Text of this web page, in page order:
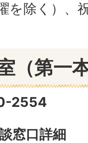
を除く）、
（第一
2554
窓口詳細